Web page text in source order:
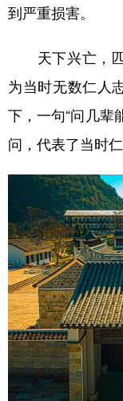
到严重损害。
天下兴亡，匹
为当时无数仁人
下，一句“问几辈
问，代表了当时